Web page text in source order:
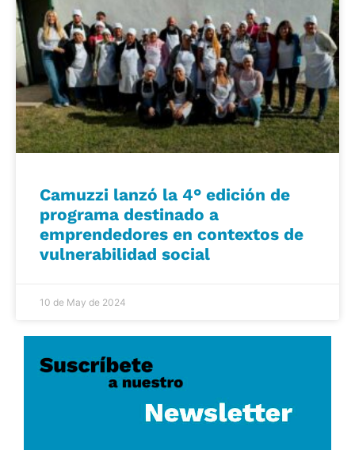
Camuzzi lanzó la 4° edición de
programa destinado a
emprendedores en contextos de
vulnerabilidad social
10 de May de 2024